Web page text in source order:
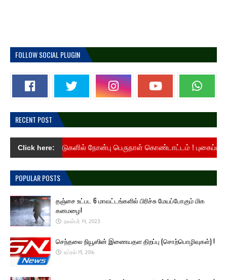
FOLLOW SOCIAL PLUGIN
RECENT POST
Click here:
நாடுகளில் நோன்பு பெருநாள் கொண்டாட்டம் ! புகைப்படங்கள்..
POPULAR POSTS
தஞ்சை உட்பட 6 மாவட்டங்களில் பிரிச்சு மேயப்போகும் மிக
கனமழை!
நவம்பர் 14, 2023
செந்தலை நியூஸின் இணையதள திறப்பு (சொற்பொழிவுகள்) !
ஏப்ரல் 19, 2016